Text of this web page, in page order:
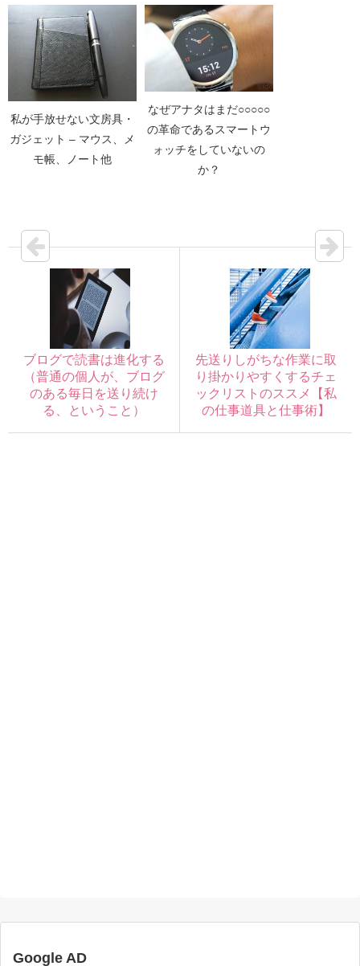
私が手放せない文房具・
ガジェット – マウス、メ
モ帳、ノート他
なぜアナタはまだ○○○○○
の革命であるスマートウ
ォッチをしていないの
か？
ブログで読書は進化する
（普通の個人が、ブログ
のある毎日を送り続け
る、ということ）
先送りしがちな作業に取
り掛かりやすくするチェ
ックリストのススメ【私
の仕事道具と仕事術】
Google AD